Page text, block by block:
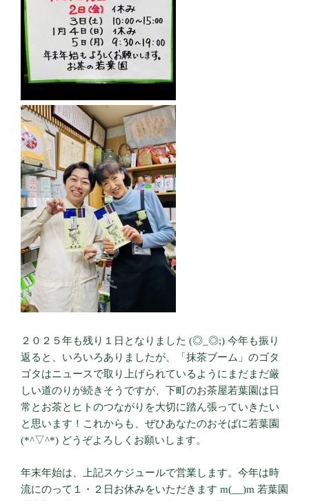
２０２５年も残り１日となりました (◎_◎;) 今年も振り
返ると、いろいろありましたが、「抹茶ブーム」のゴタ
ゴタはニュースで取り上げられているようにまだまだ厳
しい道のりが続きそうですが、下町のお茶屋若葉園は日
常とお茶とヒトのつながりを大切に踏ん張っていきたい
と思います！これからも、ぜひあなたのおそばに若葉園
(*^▽^*) どうぞよろしくお願いします。
年末年始は、上記スケジュールで営業します。今年は時
流にのって１・２日お休みをいただきます m(__)m 若葉園